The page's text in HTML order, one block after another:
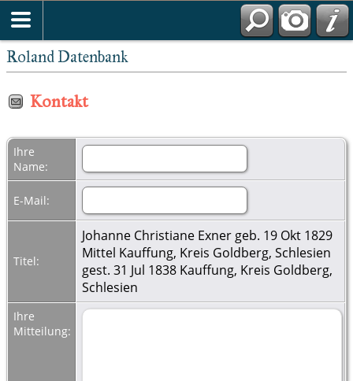
Roland Datenbank
Kontakt
Ihre
Name:
E-Mail:
Titel:
Johanne Christiane Exner geb. 19 Okt 1829
Mittel Kauffung, Kreis Goldberg, Schlesien
gest. 31 Jul 1838 Kauffung, Kreis Goldberg,
Schlesien
Ihre
Mitteilung: